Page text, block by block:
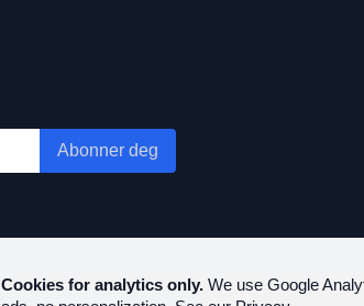
Cookies for analytics only. We use Google
Abonner deg